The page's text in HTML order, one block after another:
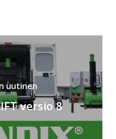
uutinen
versio 8